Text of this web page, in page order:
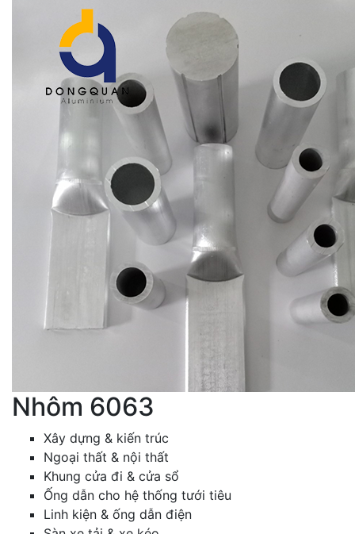
Nhôm 6063
Xây dựng & kiến trúc
Ngoại thất & nội thất
Khung cửa đi & cửa sổ
Ống dẫn cho hệ thống tưới tiêu
Linh kiện & ống dẫn điện